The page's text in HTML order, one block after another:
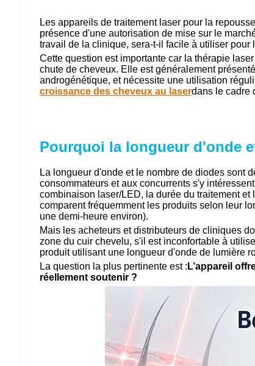
Les appareils de traitement laser pour la
présence d'une autorisation de mise sur le
travail de la clinique, sera-t-il facile à utiliser
Cette question est importante car la thérapie
chute de cheveux. Elle est généralement
androgénétique, et nécessite une utilisation
croissance des cheveux au laserdans le cadre
Pourquoi la longueur d'onde
La longueur d'onde et le nombre de diodes sont
consommateurs et aux concurrents s'y
combinaison laser/LED, la durée du traitement
comparent fréquemment les produits selon leur
une demi-heure environ).
Mais les acheteurs et distributeurs de cliniques
zone du cuir chevelu, s'il est inconfortable à
produit utilisant une longueur d'onde de lumière
La question la plus pertinente est : L’appareil
réellement soutenir ?